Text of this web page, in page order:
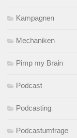
Kampagnen
Mechaniken
Pimp my Brain
Podcast
Podcasting
Podcastumfrage